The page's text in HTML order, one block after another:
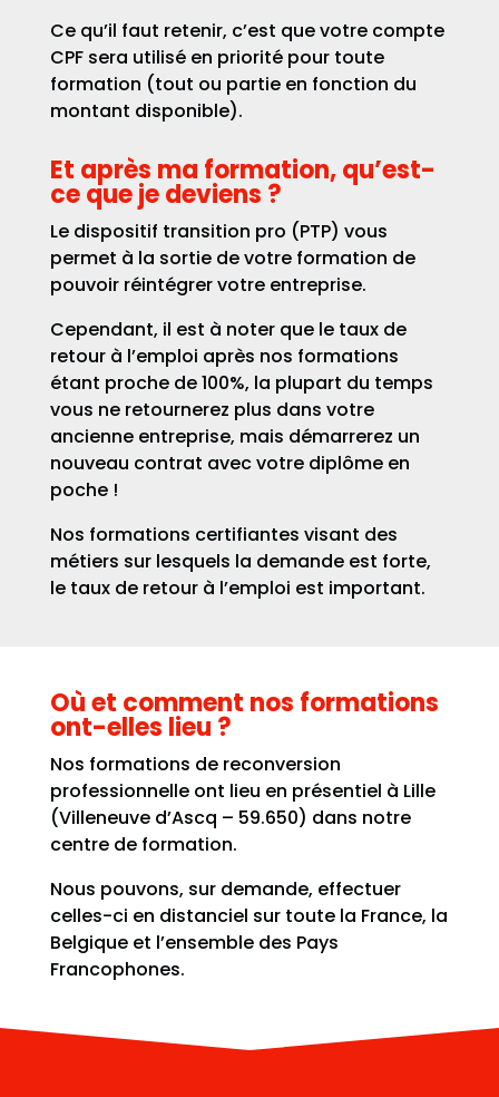
Ce qu’il faut retenir, c’est que votre compte
CPF sera utilisé en priorité pour toute
formation (tout ou partie en fonction du
montant disponible).
Et après ma formation, qu’est-
ce que je deviens ?
Le dispositif transition pro (PTP) vous
permet à la sortie de votre formation de
pouvoir réintégrer votre entreprise.
Cependant, il est à noter que le taux de
retour à l’emploi après nos formations
étant proche de 100%, la plupart du temps
vous ne retournerez plus dans votre
ancienne entreprise, mais démarrerez un
nouveau contrat avec votre diplôme en
poche !
Nos formations certifiantes visant des
métiers sur lesquels la demande est forte,
le taux de retour à l’emploi est important.
Où et comment nos formations
ont-elles lieu ?
Nos formations de reconversion
professionnelle ont lieu en présentiel à Lille
(Villeneuve d’Ascq – 59.650) dans notre
centre de formation.
Nous pouvons, sur demande, effectuer
celles-ci en distanciel sur toute la France, la
Belgique et l’ensemble des Pays
Francophones.